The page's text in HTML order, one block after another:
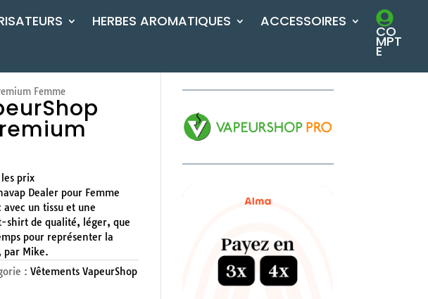
HERBES AROMATIQUES ACCESSOIRES
CO
MPT
E
Femme
prix
Dealer pour Femme
un tissu et une
shirt de qualité, léger, que
pour représenter la
par Mike.
:Vêtements VapeurShop